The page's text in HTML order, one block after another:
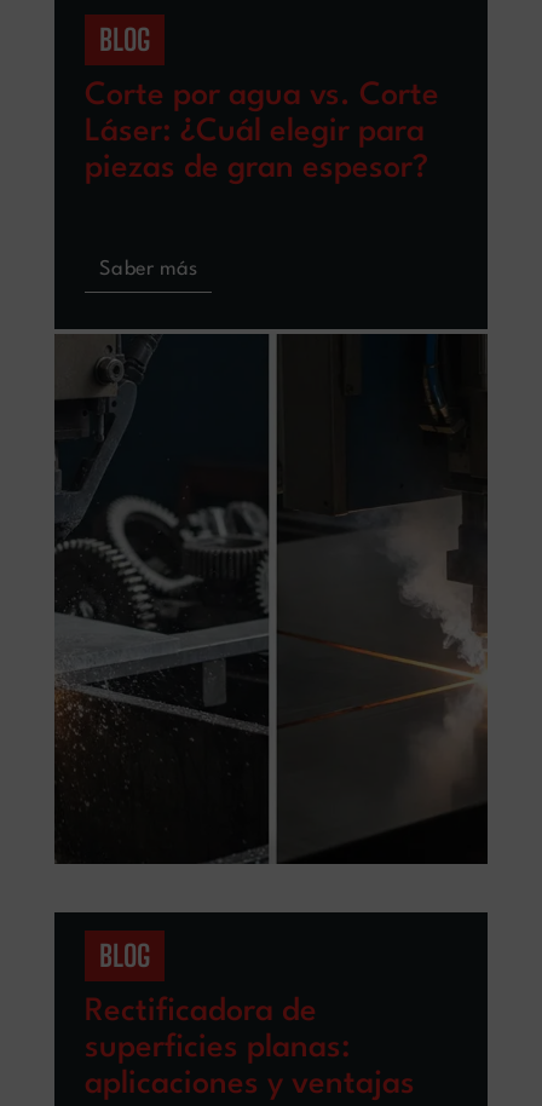
BLOG
Corte por agua vs. Corte
Láser: ¿Cuál elegir para
piezas de gran espesor?
Saber más
BLOG
Rectificadora de
superficies planas:
aplicaciones y ventajas